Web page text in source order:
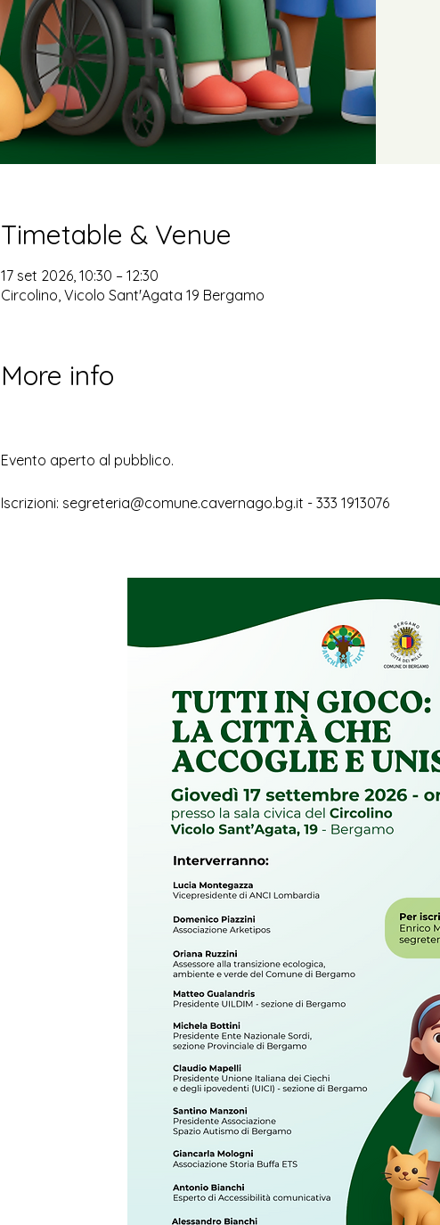
Timetable & Venue
17 set 2026, 10:30 – 12:30
Circolino, Vicolo Sant'Agata 19 Bergamo
More info
Evento aperto al pubblico.
Iscrizioni: segreteria@comune.cavernago.bg.it - 333 1913076